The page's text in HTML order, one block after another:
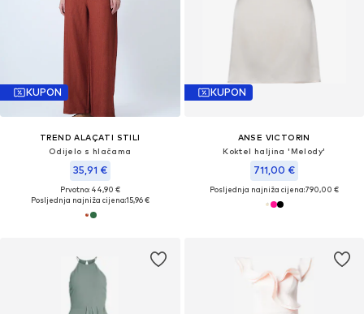
KUPON
TREND ALAÇATI STILI
Odijelo s hlačama
35,91 €
Prvotno: 44,90 €
Posljednja najniža cijena:15,96 €
KUPON
ANSE VICTORIN
Koktel haljina 'Melody'
711,00 €
Posljednja najniža cijena:790,00 €